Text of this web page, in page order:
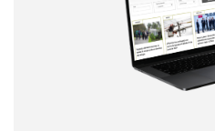
Correo electrónico
Tipo de comentario